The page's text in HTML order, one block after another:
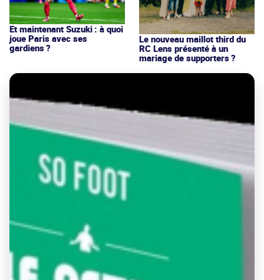
Et maintenant Suzuki : à quoi
joue Paris avec ses
gardiens ?
Le nouveau maillot third du
RC Lens présenté à un
mariage de supporters ?